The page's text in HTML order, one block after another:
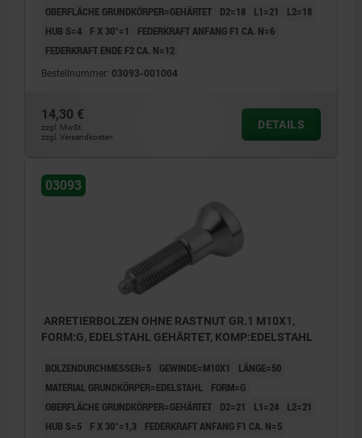
OBERFLÄCHE GRUNDKÖRPER=GEHÄRTET
D2=18 L1=21
L2=18
HUB S=4
F X 30°=1
FEDERKRAFT ANFANG F1 CA. N=6
FEDERKRAFT ENDE F2 CA. N=12
Bestellnummer: 03093-001004
14,30 €
zzgl. MwSt.
zzgl. Versandkosten
DETAILS
03093
ARRETIERBOLZEN OHNE RASTNUT GR.1 M10X1,
FORM:G, EDELSTAHL GEHÄRTET, KOMP:EDELSTAHL
BOLZENDURCHMESSER=5 GEWINDE=M10X1
LÄNGE=50
MATERIAL GRUNDKÖRPER=EDELSTAHL
FORM=G
OBERFLÄCHE GRUNDKÖRPER=GEHÄRTET
D2=21 L1=24
L2=21
HUB S=5
F X 30°=1,3 FEDERKRAFT ANFANG F1 CA. N=5